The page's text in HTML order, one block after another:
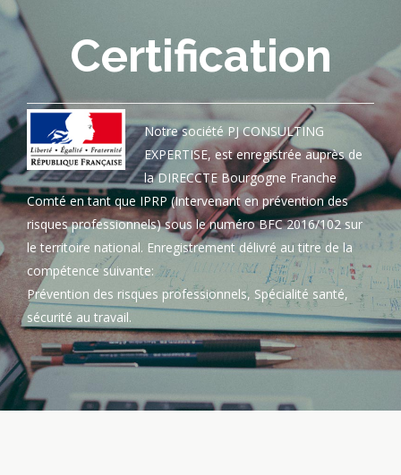
Certification
Notre société PJ CONSULTING
EXPERTISE, est enregistrée auprès de
la DIRECCTE Bourgogne Franche
Comté en tant que IPRP (Intervenant en prévention des
risques professionnels) sous le numéro BFC 2016/102 sur
le territoire national. Enregistrement délivré au titre de la
compétence suivante:
Prévention des risques professionnels, Spécialité santé,
sécurité au travail.